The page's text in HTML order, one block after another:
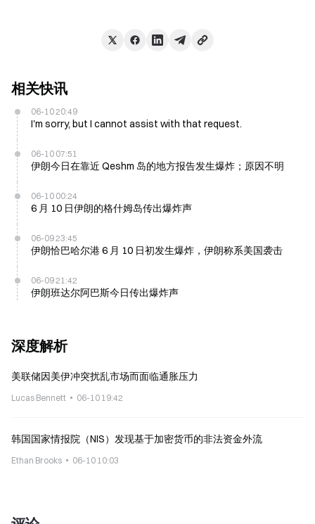
相关快讯
06-10 20:49
I'm sorry, but I cannot assist with that request.
06-10 07:51
伊朗今日在靠近 Qeshm 岛的地方报告发生爆炸；原因不明
06-10 00:24
6 月 10 日伊朗的格什姆岛传出爆炸声
06-09 23:45
伊朗恰巴哈尔港 6 月 10 日初发生爆炸，伊朗称系美国袭击
06-09 21:42
伊朗班达尔阿巴斯今日传出爆炸声
深度解析
美联储因美伊冲突扰乱市场而面临通胀压力
Lucas Bennett 06-10 19:42
韩国国家情报院（NIS）发现基于加密货币的非法资金外流
Ethan Brooks 06-10 10:03